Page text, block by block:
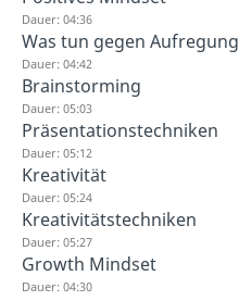
Dauer: 04:36
Was tun gegen Aufregung
Dauer: 04:42
Brainstorming
Dauer: 05:03
Präsentationstechniken
Dauer: 05:12
Kreativität
Dauer: 05:24
Kreativitätstechniken
Dauer: 05:27
Growth Mindset
Dauer: 04:30